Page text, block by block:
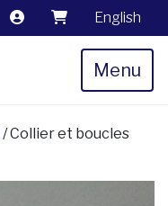
English
Menu
/ Collier et boucles